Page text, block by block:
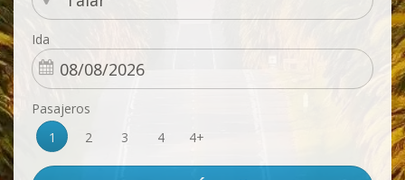
Ida
Pasajeros
1
2 3 4 4+